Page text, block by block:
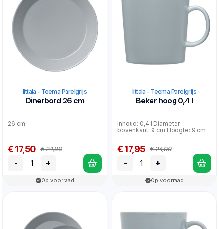
Iittala - Teema Parelgrijs
Dinerbord 26 cm
26 cm
€ 17,50 € 24,90
- +
Op voorraad
Iittala - Teema Parelgrijs
Beker hoog 0,4 l
Inhoud: 0,4 l Diameter
bovenkant: 9 cm Hoogte: 9 cm
€ 17,95 € 24,90
- +
Op voorraad